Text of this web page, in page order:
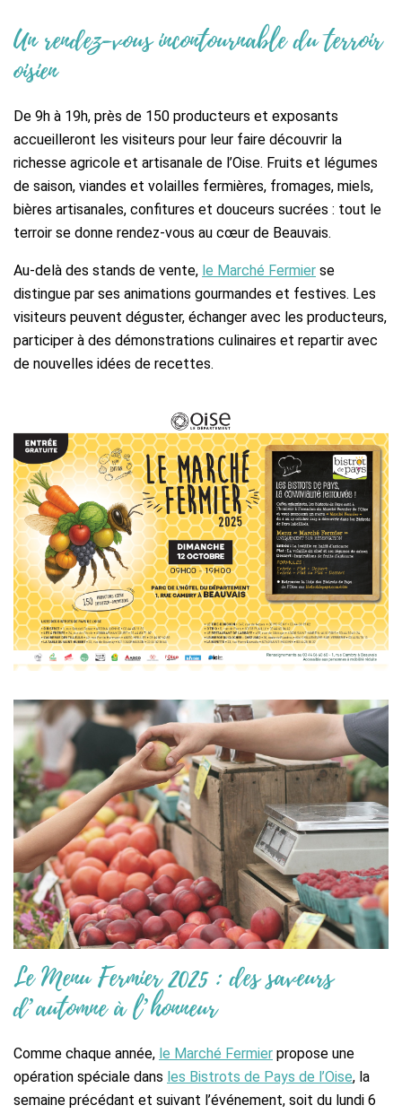
Un rendez-vous incontournable du terroir
oisien
De 9h à 19h, près de 150 producteurs et exposants
accueilleront les visiteurs pour leur faire découvrir la
richesse agricole et artisanale de l’Oise. Fruits et légumes
de saison, viandes et volailles fermières, fromages, miels,
bières artisanales, confitures et douceurs sucrées : tout le
terroir se donne rendez-vous au cœur de Beauvais.
Au-delà des stands de vente, le Marché Fermier se
distingue par ses animations gourmandes et festives. Les
visiteurs peuvent déguster, échanger avec les producteurs,
participer à des démonstrations culinaires et repartir avec
de nouvelles idées de recettes.
Le Menu Fermier 2025 : des saveurs
d’automne à l’honneur
Comme chaque année, le Marché Fermier propose une
opération spéciale dans les Bistrots de Pays de l’Oise, la
semaine précédant et suivant l’événement, soit du lundi 6